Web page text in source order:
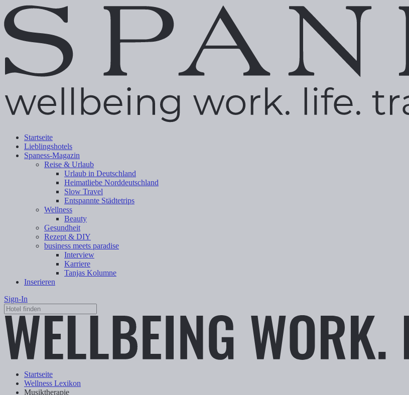
Startseite
Lieblingshotels
Spaness-Magazin
Reise & Urlaub
Urlaub in Deutschland
Heimatliebe Norddeutschland
Slow Travel
Entspannte Städtetrips
Wellness
Beauty
Gesundheit
Rezept & DIY
business meets paradise
Interview
Karriere
Tanjas Kolumne
Inserieren
Sign-In
Startseite
Wellness Lexikon
Musiktherapie